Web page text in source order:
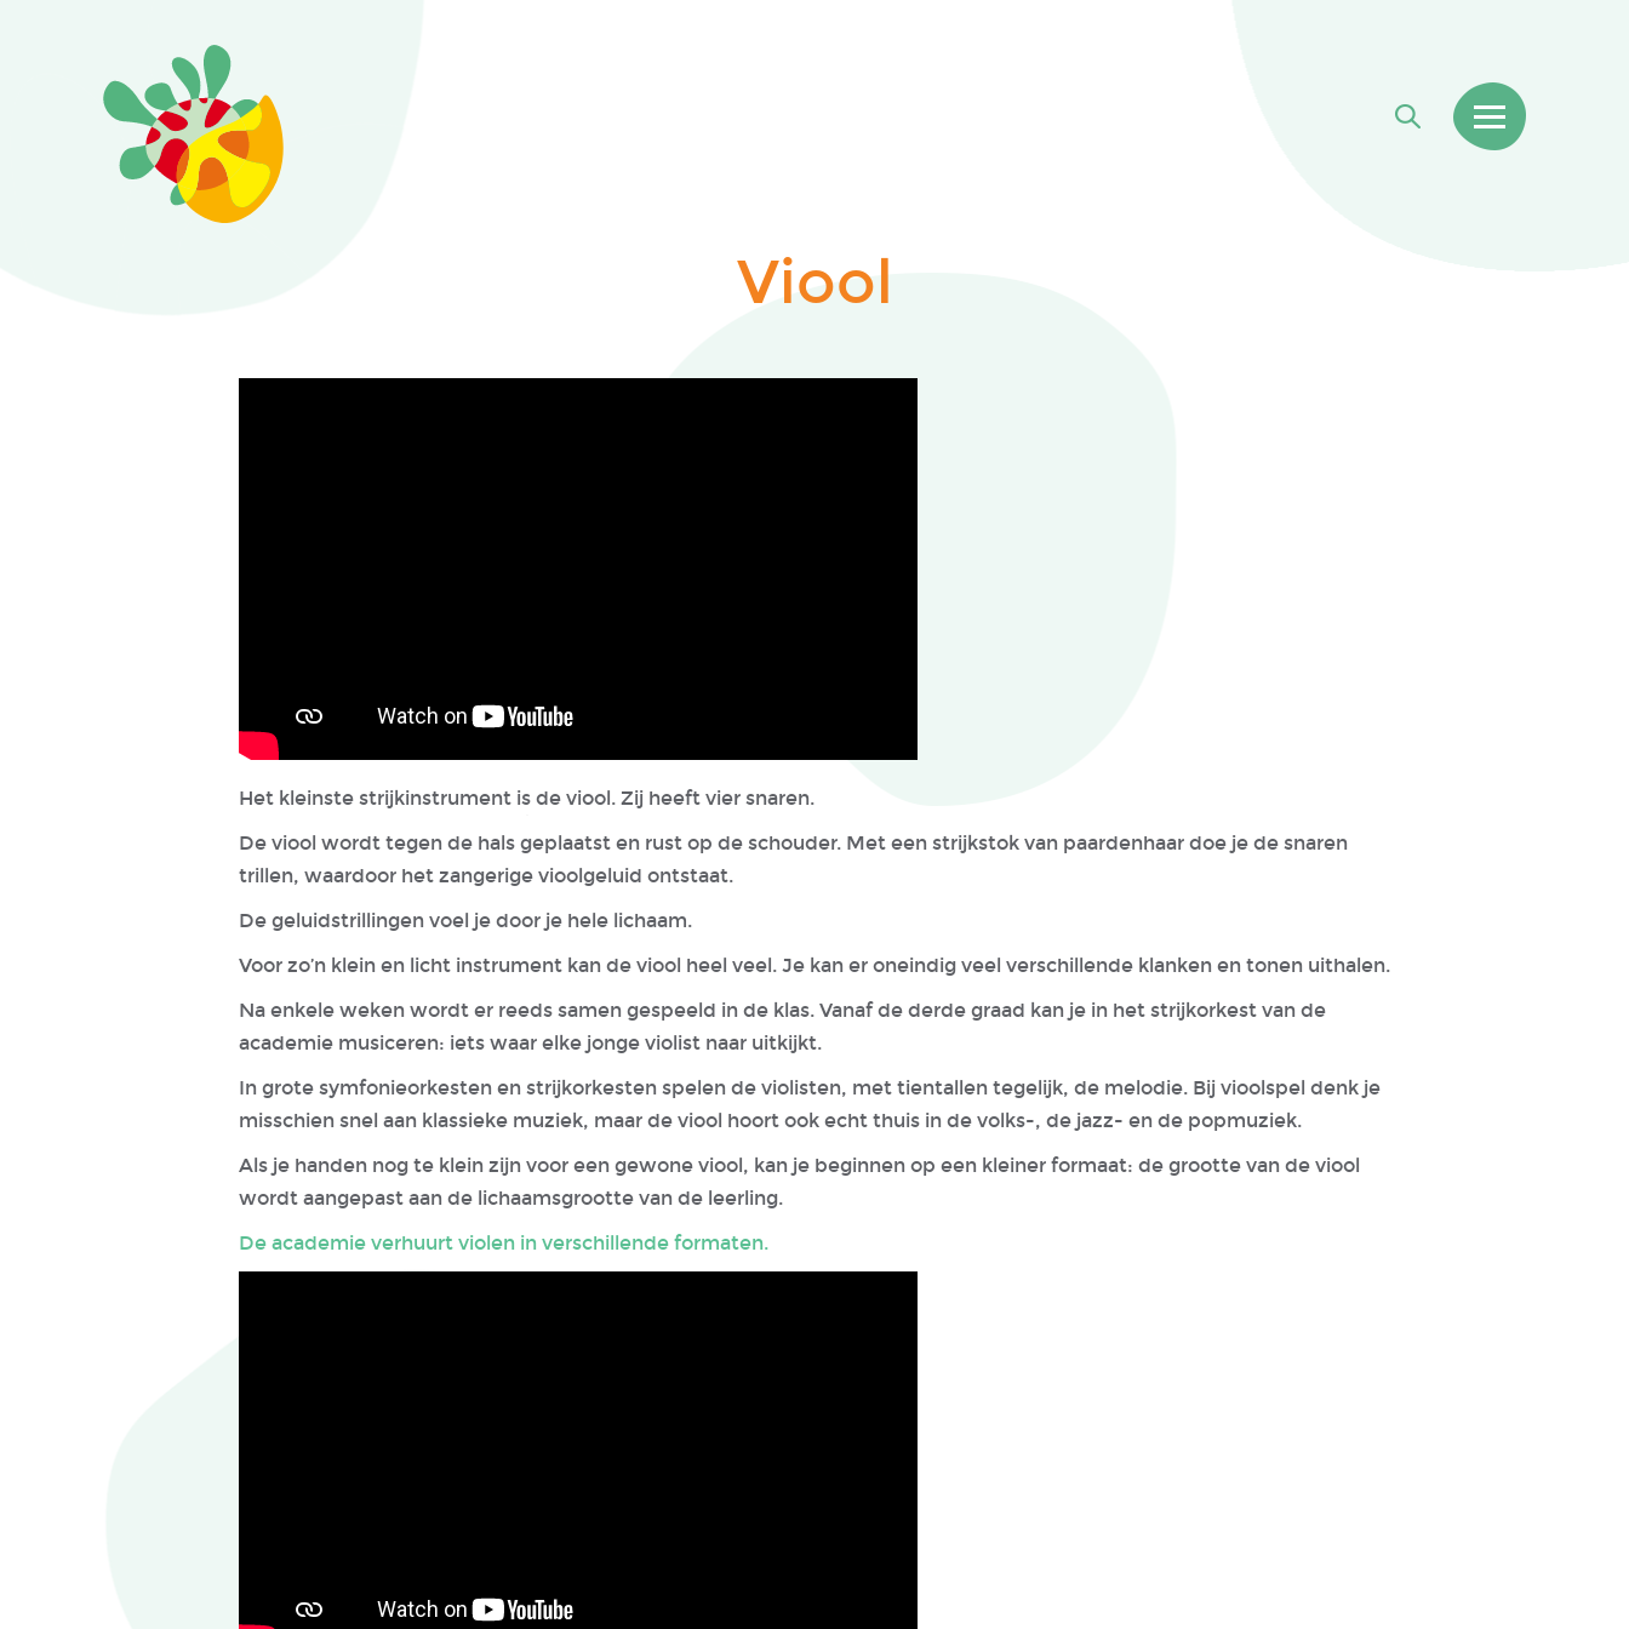
Viool
Het kleinste strijkinstrument is de viool. Zij heeft vier snaren.
De viool wordt tegen de hals geplaatst en rust op de schouder. Met een strijkstok van paardenhaar doe je de snaren
trillen, waardoor het zangerige vioolgeluid ontstaat.
De geluidstrillingen voel je door je hele lichaam.
Voor zo’n klein en licht instrument kan de viool heel veel. Je kan er oneindig veel verschillende klanken en tonen uithalen.
Na enkele weken wordt er reeds samen gespeeld in de klas. Vanaf de derde graad kan je in het strijkorkest van de
academie musiceren: iets waar elke jonge violist naar uitkijkt.
In grote symfonieorkesten en strijkorkesten spelen de violisten, met tientallen tegelijk, de melodie. Bij vioolspel denk je
misschien snel aan klassieke muziek, maar de viool hoort ook echt thuis in de volks-, de jazz- en de popmuziek.
Als je handen nog te klein zijn voor een gewone viool, kan je beginnen op een kleiner formaat: de grootte van de viool
wordt aangepast aan de lichaamsgrootte van de leerling.
De academie verhuurt violen in verschillende formaten.